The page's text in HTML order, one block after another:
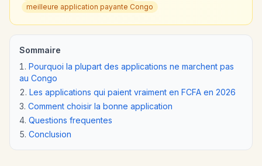
meilleure application payante Congo
Sommaire
Pourquoi la plupart des applications ne marchent pas
au Congo
Les applications qui paient vraiment en FCFA en 2026
Comment choisir la bonne application
Questions frequentes
Conclusion